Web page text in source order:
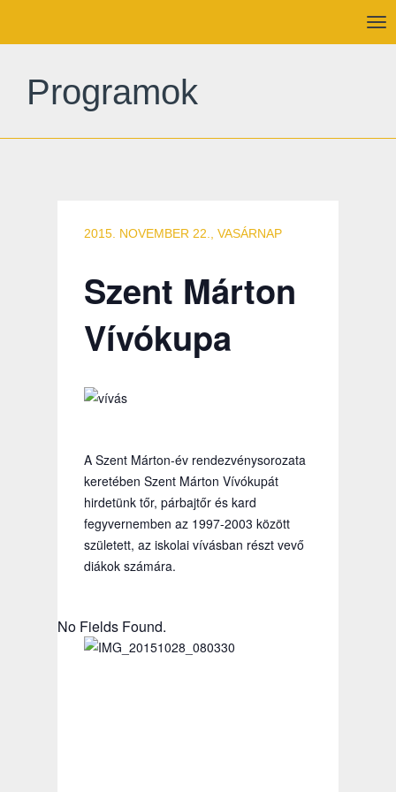
Programok
2015. NOVEMBER 22., VASÁRNAP
Szent Márton
Vívókupa
A Szent Márton-év rendezvénysorozata
keretében Szent Márton Vívókupát
hirdetünk tőr, párbajtőr és kard
fegyvernemben az 1997-2003 között
született, az iskolai vívásban részt vevő
diákok számára.
No Fields Found.